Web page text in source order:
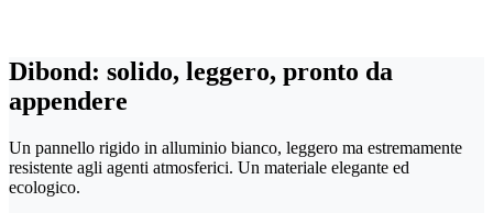
Dibond: solido, leggero, pronto da
appendere
Un pannello rigido in alluminio bianco, leggero ma estremamente
resistente agli agenti atmosferici. Un materiale elegante ed
ecologico.